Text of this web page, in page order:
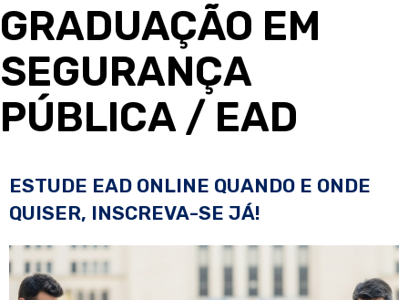
GRADUAÇÃO EM
SEGURANÇA
PÚBLICA / EAD
ESTUDE EAD ONLINE QUANDO E ONDE
QUISER, INSCREVA-SE JÁ!